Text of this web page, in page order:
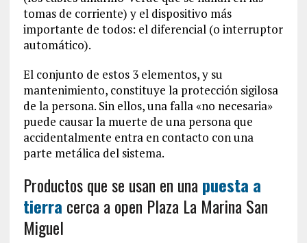
tomas de corriente) y el dispositivo más
importante de todos: el diferencial (o interruptor
automático).
El conjunto de estos 3 elementos, y su
mantenimiento, constituye la protección sigilosa
de la persona. Sin ellos, una falla «no necesaria»
puede causar la muerte de una persona que
accidentalmente entra en contacto con una
parte metálica del sistema.
Productos que se usan en unapuesta a
tierra cerca a open Plaza La Marina San
Miguel